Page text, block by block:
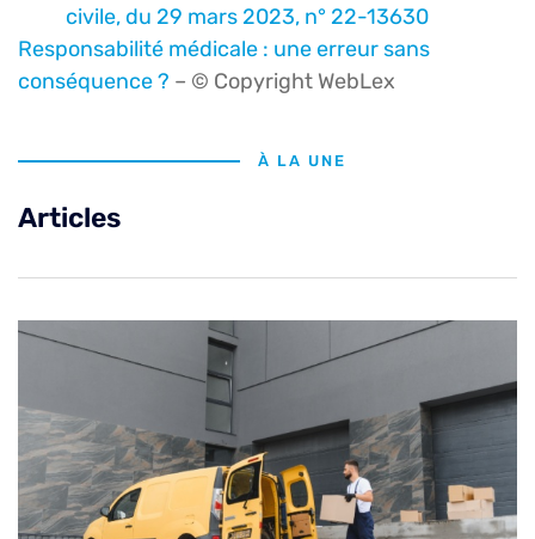
civile, du 29 mars 2023, n° 22-13630
Responsabilité médicale : une erreur sans
conséquence ? – © Copyright WebLex
À LA UNE
Articles